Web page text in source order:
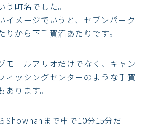
う町名でした。
イメージでいうと、セブンパーク
りから下手賀沼あたりです。
モールアリオだけでなく、キャン
ィッシングセンターのような手賀
ります。
Shownanまで車で10分15分だ